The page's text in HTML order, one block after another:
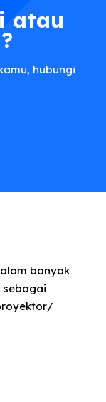
atau
hubungi
banyak
sebagai